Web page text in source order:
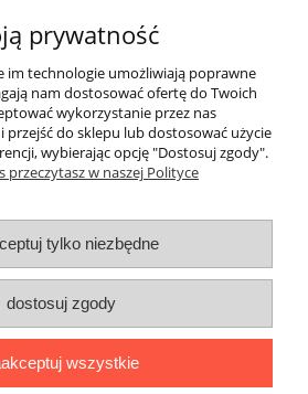
dom ( POCKET HOME )
gratis
Automatyka NOVATEK
prywatności
Zwroty i reklamacje
24, 21-010 Łęczna (woj. lubelskie)|
prywatność
im technologie umożliwiają poprawne
nam dostosować ofertę do Twoich
wykorzystanie przez nas
do sklepu lub dostosować użycie
wybierając opcję "Dostosuj zgody".
przeczytasz w naszej Polityce
tylko niezbędne
dostosuj zgody
wszystkie